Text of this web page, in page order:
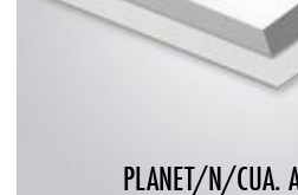
PLANET/N/CUA.